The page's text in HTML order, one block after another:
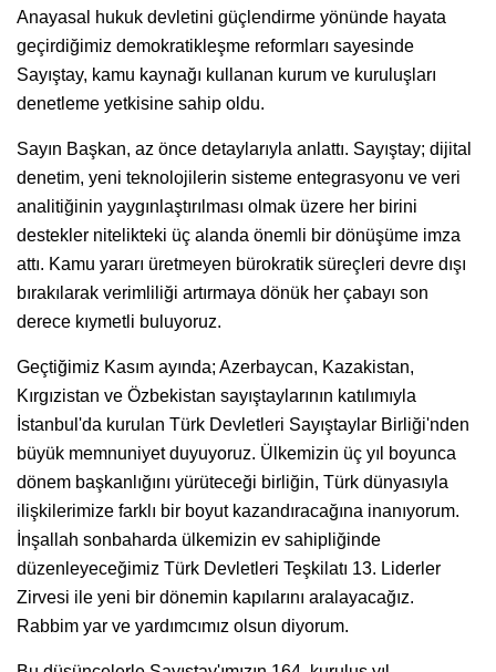
Anayasal hukuk devletini güçlendirme yönünde hayata
geçirdiğimiz demokratikleşme reformları sayesinde
Sayıştay, kamu kaynağı kullanan kurum ve kuruluşları
denetleme yetkisine sahip oldu.
Sayın Başkan, az önce detaylarıyla anlattı. Sayıştay; dijital
denetim, yeni teknolojilerin sisteme entegrasyonu ve veri
analitiğinin yaygınlaştırılması olmak üzere her birini
destekler nitelikteki üç alanda önemli bir dönüşüme imza
attı. Kamu yararı üretmeyen bürokratik süreçleri devre dışı
bırakılarak verimliliği artırmaya dönük her çabayı son
derece kıymetli buluyoruz.
Geçtiğimiz Kasım ayında; Azerbaycan, Kazakistan,
Kırgızistan ve Özbekistan sayıştaylarının katılımıyla
İstanbul'da kurulan Türk Devletleri Sayıştaylar Birliği'nden
büyük memnuniyet duyuyoruz. Ülkemizin üç yıl boyunca
dönem başkanlığını yürüteceği birliğin, Türk dünyasıyla
ilişkilerimize farklı bir boyut kazandıracağına inanıyorum.
İnşallah sonbaharda ülkemizin ev sahipliğinde
düzenleyeceğimiz Türk Devletleri Teşkilatı 13. Liderler
Zirvesi ile yeni bir dönemin kapılarını aralayacağız.
Rabbim yar ve yardımcımız olsun diyorum.